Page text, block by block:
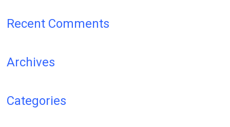
Recent Comments
Archives
Categories